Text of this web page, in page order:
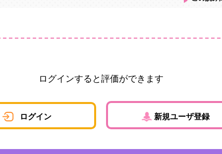
ログインすると評価ができます
ログイン 新規ユーザ登録